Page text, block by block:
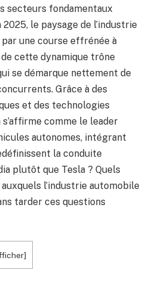
secteurs fondamentaux
2025, le paysage de l’industrie
une course effrénée à
cette dynamique trône
se démarque nettement de
Grâce à des
et des technologies
comme le leader
autonomes, intégrant
la conduite
plutôt que Tesla ? Quels
l’industrie automobile
tarder ces questions
]